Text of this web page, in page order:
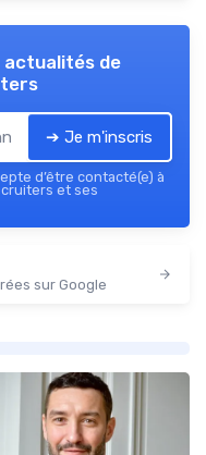
actualités de
➔ Je m'inscris
d’être contacté(e) à
et ses
sur Google